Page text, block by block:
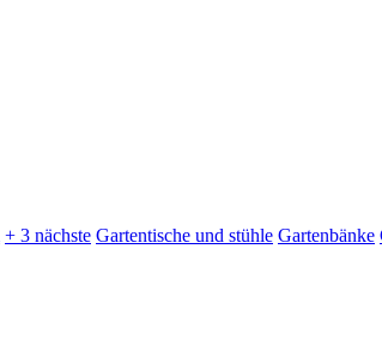
+ 3 nächste Gartentische und stühle Gartenbänke